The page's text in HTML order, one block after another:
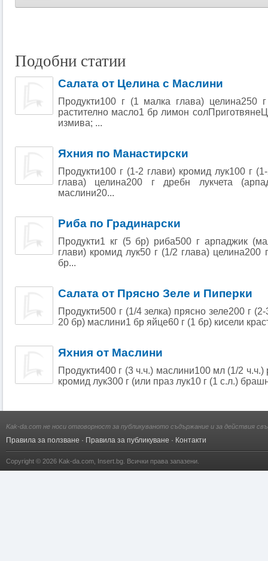
Подобни статии
Салата от Целина с Маслини
Продукти100 г (1 малка глава) целина250
растително масло1 бр лимон
измива; ...
Яхния по Манастирски
Продукти100 г (1-2 глави) кромид лук100 г
глава) целина200 г дребн лукчета
маслини20...
Риба по Градинарски
Продукти1 кг (5 бр) риба500 г арпаджик
глави) кромид лук50 г (1/2 глава) целина200
бр...
Салата от Прясно Зеле и Пиперки
Продукти500 г (1/4 зелка) прясно зеле200 г
20 бр) маслини1 бр яйце60 г (1 бр) кисели
Яхния от Маслини
Продукти400 г (3 ч.ч.) маслини100 мл (1/2 ч.ч.)
кромид лук300 г (или праз лук10 г (1 с.л.)
Kak-da.com не носи отговорност за публикуваното съдържание и за действия
Правила за ползване · Правила за публикуване · Контакти
Copyright © 2026 Kak-da.com Insert.bg . Всички права запазени.